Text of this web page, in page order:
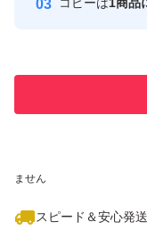
ません
スピード＆安心発送
コピーは1商品